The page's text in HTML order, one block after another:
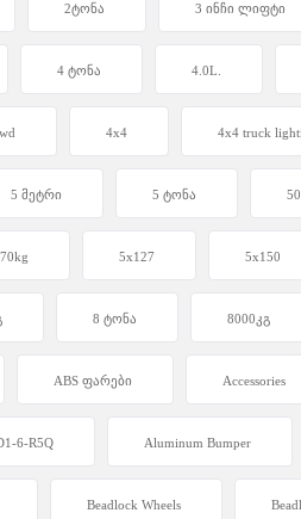
2ტონა 3 ინჩი ლიფტი
4 ტონა 4.0L.
4x4 4x4 truck
5 მეტრი 5 ტონა
5x127 5x150
8 ტონა 8000კგ
ABS ფარები Accessories
6-R5Q Aluminum Bumper
Beadlock Wheels